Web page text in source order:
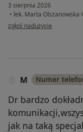
3 sierpnia 2026
• lek. Marta
w opinii użytkownika Astrida
zgłoś nadużycie
M Numer
Dr bardzo
jak na taką